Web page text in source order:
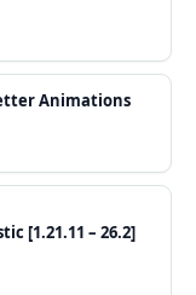
Animations
[1.21.11 – 26.2]